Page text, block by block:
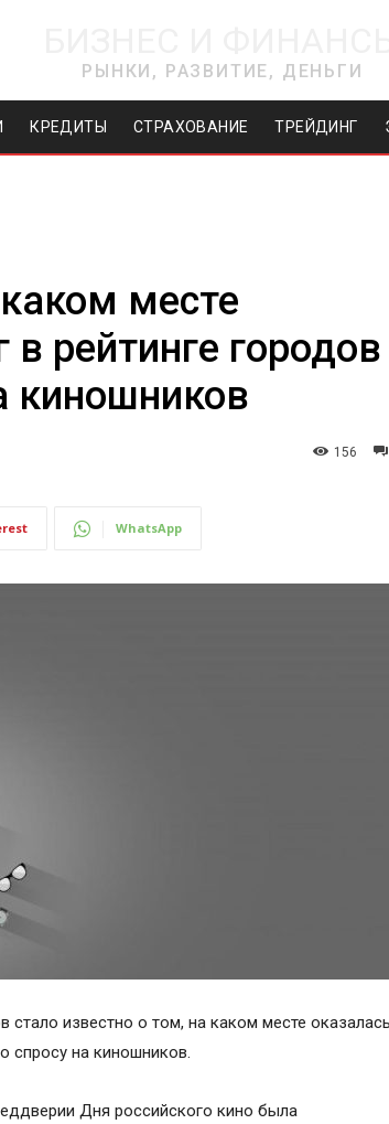
РЫНКИ, РАЗВИТИЕ, ДЕНЬГИ
КРЕДИТЫ СТРАХОВАНИЕ ТРЕЙДИНГ
месте
в рейтинге городов
киношников
156
WhatsApp
известно о том, на каком месте оказалась
спросу на киношников.
Дня российского кино была